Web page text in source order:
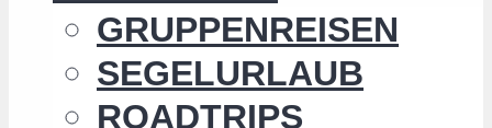
GRUPPENREISEN
SEGELURLAUB
ROADTRIPS